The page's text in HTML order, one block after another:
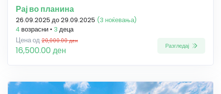
Рај во планина
26.09.2025 до 29.09.2025 (3 ноќевања)
4 возрасни • 3 деца
Цена од 20,000.00 ден
16,500.00 ден Разгледај